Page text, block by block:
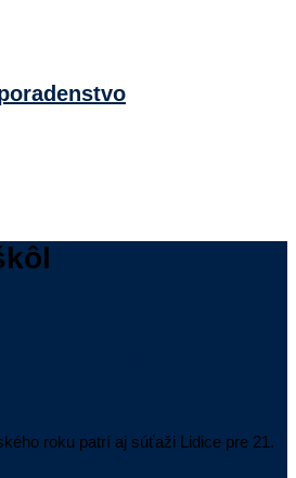
roku patrí aj súťaži Lidice pre 21.